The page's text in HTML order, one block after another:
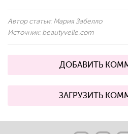
Автор статьи: Мария Забелло
Источник: beautyvelle.com
ДОБАВИТЬ
ЗАГРУЗИТЬ